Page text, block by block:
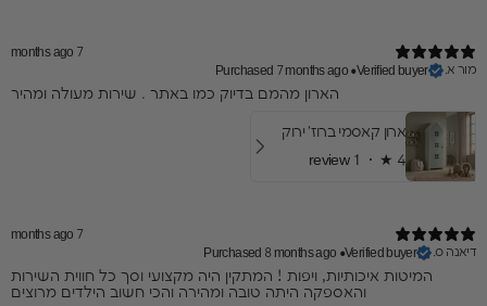
7 months ago
מור א.
Verified buyer
•
Purchased 7 months ago
הארון מהמם בדיוק כמו באתר . שירות מעולה ומהיר
ארון קאסמי ברוז' ירוק
4
★ ·
1 review
7 months ago
דיאנה ס.
Verified buyer
•
Purchased 8 months ago
המיטות איכותיות, ויפות ! המתקין היה מקצועי וסך כל חווית השירות
והאספקה היתה טובה ומהירה והכי חשוב הילדים מרוצים